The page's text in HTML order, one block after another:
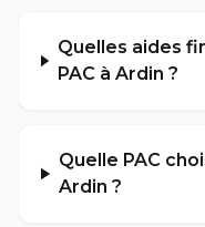
Quelles aides
PAC à Ardin ?
Quelle PAC
Ardin ?